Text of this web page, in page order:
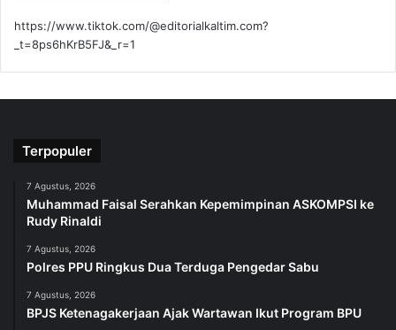
https://www.tiktok.com/@editorialkaltim.com?
_t=8ps6hKrB5FJ&_r=1
Terpopuler
7 Agustus, 2026
Muhammad Faisal Serahkan Kepemimpinan ASKOMPSI ke
Rudy Rinaldi
7 Agustus, 2026
Polres PPU Ringkus Dua Terduga Pengedar Sabu
7 Agustus, 2026
BPJS Ketenagakerjaan Ajak Wartawan Ikut Program BPU